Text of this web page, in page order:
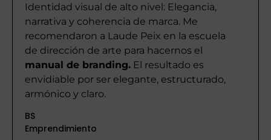
Identidad visual de alto nivel: Elegancia,
narrativa y coherencia de marca. Me
recomendaron a Laude Peix en la escuela
de dirección de arte para hacernos el
manual de branding. El resultado es
envidiable por ser elegante, estructurado,
armónico y claro.
BS
Emprendimiento